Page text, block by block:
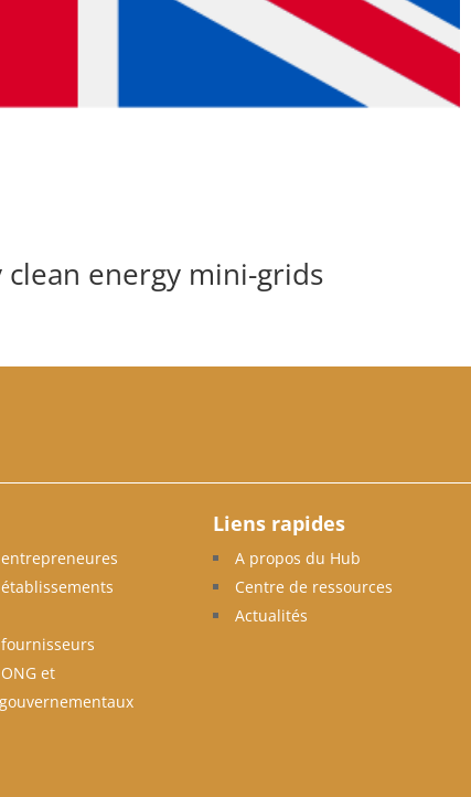
energy mini-grids
et
Liens rapides
A propos du Hub
Centre de ressources
Actualités